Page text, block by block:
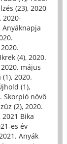
(23), 2020
2020-
Anyáknapja
2020.
(4), 2020.
2020. május
(1), 2020.
(1),
Skorpió növő
(2), 2020.
2021 Bika
es év
2021. Anyák